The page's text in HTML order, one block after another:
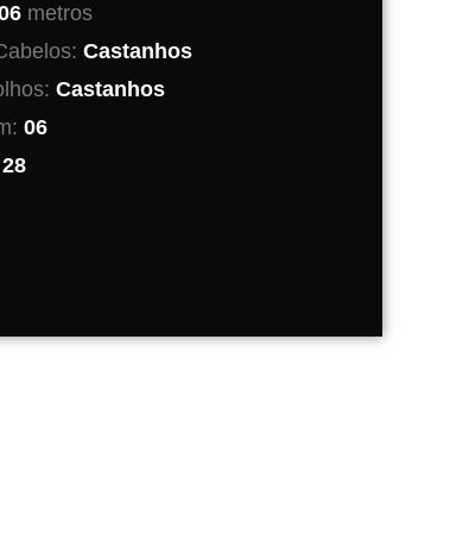
metros
Castanhos
Castanhos
06
28